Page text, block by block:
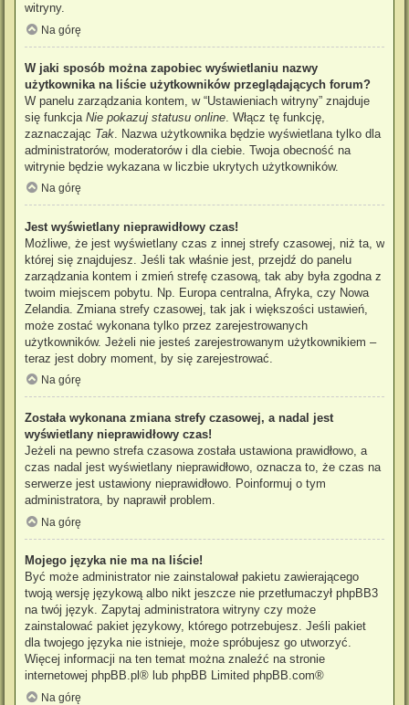
witryny.
Na górę
W jaki sposób można zapobiec wyświetlaniu nazwy
użytkownika na liście użytkowników przeglądających forum?
W panelu zarządzania kontem, w “Ustawieniach witryny” znajduje
się funkcja Nie pokazuj statusu online . Włącz tę funkcję,
zaznaczając Tak . Nazwa użytkownika będzie wyświetlana tylko dla
administratorów, moderatorów i dla ciebie. Twoja obecność na
witrynie będzie wykazana w liczbie ukrytych użytkowników.
Na górę
Jest wyświetlany nieprawidłowy czas!
Możliwe, że jest wyświetlany czas z innej strefy czasowej, niż ta, w
której się znajdujesz. Jeśli tak właśnie jest, przejdź do panelu
zarządzania kontem i zmień strefę czasową, tak aby była zgodna z
twoim miejscem pobytu. Np. Europa centralna, Afryka, czy Nowa
Zelandia. Zmiana strefy czasowej, tak jak i większości ustawień,
może zostać wykonana tylko przez zarejestrowanych
użytkowników. Jeżeli nie jesteś zarejestrowanym użytkownikiem –
teraz jest dobry moment, by się zarejestrować.
Na górę
Została wykonana zmiana strefy czasowej, a nadal jest
wyświetlany nieprawidłowy czas!
Jeżeli na pewno strefa czasowa została ustawiona prawidłowo, a
czas nadal jest wyświetlany nieprawidłowo, oznacza to, że czas na
serwerze jest ustawiony nieprawidłowo. Poinformuj o tym
administratora, by naprawił problem.
Na górę
Mojego języka nie ma na liście!
Być może administrator nie zainstalował pakietu zawierającego
twoją wersję językową albo nikt jeszcze nie przetłumaczył phpBB3
na twój język. Zapytaj administratora witryny czy może
zainstalować pakiet językowy, którego potrzebujesz. Jeśli pakiet
dla twojego języka nie istnieje, może spróbujesz go utworzyć.
Więcej informacji na ten temat można znaleźć na stronie
internetowej phpBB.pl ® lub phpBB Limited phpBB.com®
Na górę